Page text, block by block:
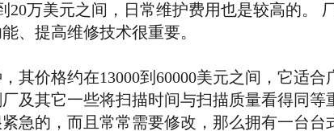
万美元之间，日常维护费用也是较高的。
、提高维修技术很重要。
价格约在13000到60000美元之间，它适合
及其它一些将扫描时间与扫描质量看得同等
急的，而且常常需要修改，那么拥有一台台